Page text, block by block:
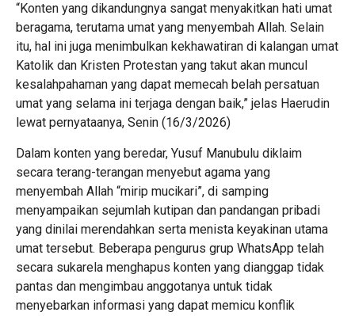
“Konten yang dikandungnya sangat menyakitkan hati umat
beragama, terutama umat yang menyembah Allah. Selain
itu, hal ini juga menimbulkan kekhawatiran di kalangan umat
Katolik dan Kristen Protestan yang takut akan muncul
kesalahpahaman yang dapat memecah belah persatuan
umat yang selama ini terjaga dengan baik,” jelas Haerudin
lewat pernyataanya, Senin (16/3/2026)
Dalam konten yang beredar, Yusuf Manubulu diklaim
secara terang-terangan menyebut agama yang
menyembah Allah “mirip mucikari”, di samping
menyampaikan sejumlah kutipan dan pandangan pribadi
yang dinilai merendahkan serta menista keyakinan utama
umat tersebut. Beberapa pengurus grup WhatsApp telah
secara sukarela menghapus konten yang dianggap tidak
pantas dan mengimbau anggotanya untuk tidak
menyebarkan informasi yang dapat memicu konflik